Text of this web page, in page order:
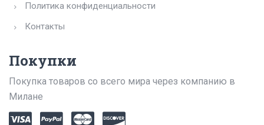
Политика конфиденциальности
Контакты
Покупки
Покупка товаров со всего мира через компанию в
Милане